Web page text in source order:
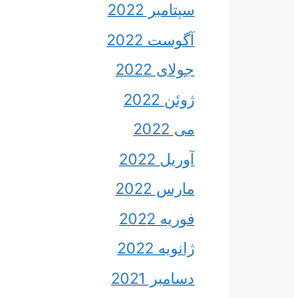
سپتامبر 2022
آگوست 2022
جولای 2022
ژوئن 2022
می 2022
آوریل 2022
مارس 2022
فوریه 2022
ژانویه 2022
دسامبر 2021